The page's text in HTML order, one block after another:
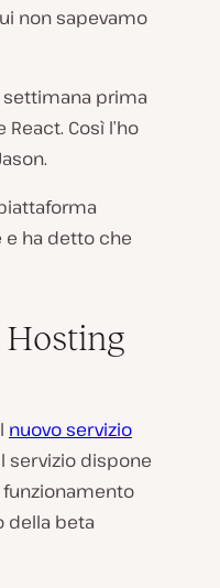
non sapevamo
settimana prima
Così l’ho
e ha detto che
nuovo servizio
servizio dispone
della beta